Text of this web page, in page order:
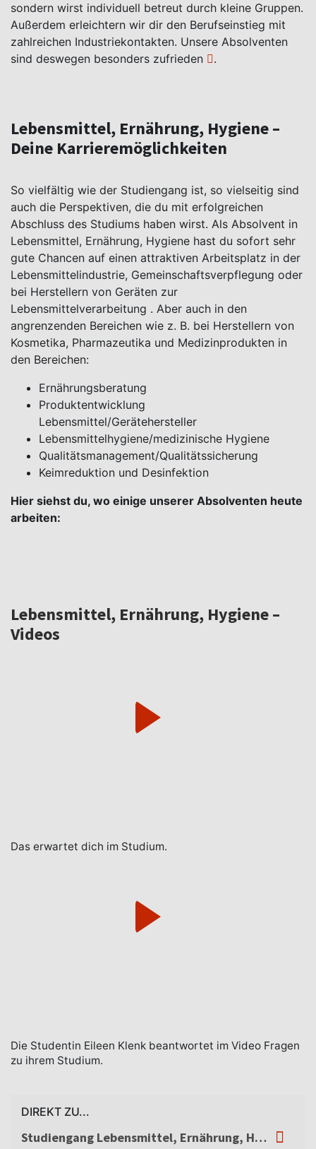
sondern wirst individuell betreut durch kleine Gruppen.
Außerdem erleichtern wir dir den Berufseinstieg mit
zahlreichen Industriekontakten. Unsere Absolventen
sind deswegen besonders zufrieden .
Lebensmittel, Ernährung, Hygiene –
Deine Karrieremöglichkeiten
So vielfältig wie der Studiengang ist, so vielseitig sind
auch die Perspektiven, die du mit erfolgreichen
Abschluss des Studiums haben wirst. Als Absolvent in
Lebensmittel, Ernährung, Hygiene hast du sofort sehr
gute Chancen auf einen attraktiven Arbeitsplatz in der
Lebensmittelindustrie, Gemeinschaftsverpflegung oder
bei Herstellern von Geräten zur
Lebensmittelverarbeitung . Aber auch in den
angrenzenden Bereichen wie z. B. bei Herstellern von
Kosmetika, Pharmazeutika und Medizinprodukten in
den Bereichen:
Ernährungsberatung
Produktentwicklung
Lebensmittel/Gerätehersteller
Lebensmittelhygiene/medizinische Hygiene
Qualitätsmanagement/Qualitätssicherung
Keimreduktion und Desinfektion
Hier siehst du, wo einige unserer Absolventen heute
arbeiten:
Lebensmittel, Ernährung, Hygiene –
Videos
Das erwartet dich im Studium.
Die Studentin Eileen Klenk beantwortet im Video Fragen
zu ihrem Studium.
DIREKT ZU...
Studiengang Lebensmittel, Ernährung, Hygiene – Studieninhalte